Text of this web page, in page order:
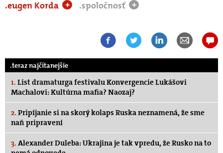
.eugen Korda
+ .spoločnosť +
.teraz najčítanejšie
1. List dramaturga festivalu Konvergencie Lukášovi
Machalovi: Kultúrna mafia? Naozaj?
2. Pripíjanie si na skorý kolaps Ruska neznamená, že sme
naň pripravení
3. Alexander Duleba: Ukrajina je tak vpredu, že Rusko na to